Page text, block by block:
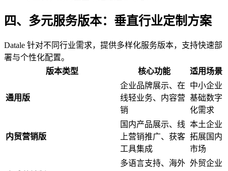
四、多元服务版本：垂直行业定制方案
Datale 针对不同行业需求，提供多样化服务版本，支持快速部
署与个性化配置。
版本类型
核心功能 适用场景
通用版
企业品牌展示、在
线轻业务、内容营
销
中小企业
基础数字
化需求
内贸营销版
国内产品展示、线
上营销推广、获客
工具集成
本土企业
拓展国内
市场
多语言支持、海外 外贸企业